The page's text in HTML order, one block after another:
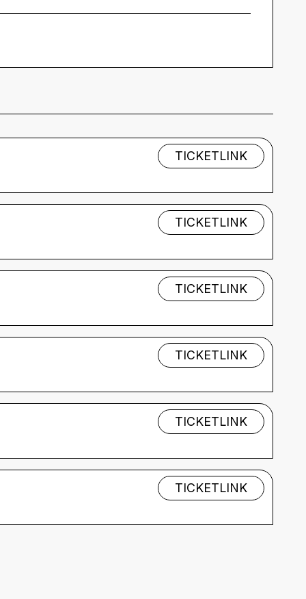
TICKETLINK
TICKETLINK
TICKETLINK
TICKETLINK
TICKETLINK
TICKETLINK